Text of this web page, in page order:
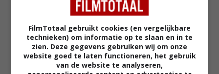
FilmTotaal gebruikt cookies (en vergelijkbare
technieken) om informatie op te slaan en in te
zien. Deze gegevens gebruiken wij om onze
website goed te laten functioneren, het gebruik
van de website te analyseren,